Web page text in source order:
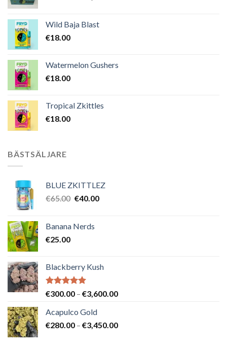
Wild Baja Blast
€18.00
Watermelon Gushers
€18.00
Tropical Zkittles
€18.00
BÄSTSÄLJARE
BLUE ZKITTLEZ
€65.00 Det
var:
€40.00Det
Banana Nerds
€25.00
Blackberry Kush
Betygsatt
€300.00 – €3,600.00Prisintervall:
€3,600.00
Acapulco Gold
€280.00 – €3,450.00Prisintervall: